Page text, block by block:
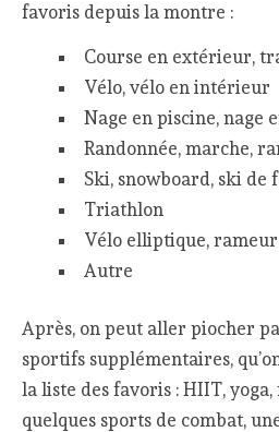
favoris depuis la montre :
Course en extérieur,
Vélo, vélo en intérieur
Nage en piscine, nage
Randonnée, marche,
Ski, snowboard, ski de
Triathlon
Vélo elliptique, rameur
Autre
Après, on peut aller piocher
sportifs supplémentaires,
la liste des favoris : HIIT, yoga,
quelques sports de combat,